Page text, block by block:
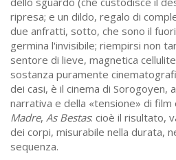
ripresa; e un dildo, regalo di
due anfratti, sotto, che sono il
germina l'invisibile; riempirsi non
sentore di lieve, magnetica
sostanza puramente
dei casi, è il cinema di Sorogoyen,
narrativa e della «tensione» di film
Madre, As Bestas: cioè il risultato,
dei corpi, misurabile nella durata,
sequenza.